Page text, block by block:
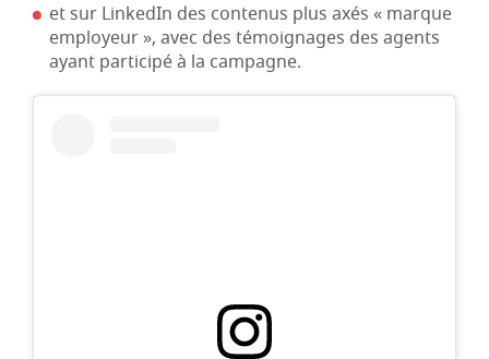
et sur LinkedIn des contenus plus axés « marque
employeur », avec des témoignages des agents
ayant participé à la campagne.